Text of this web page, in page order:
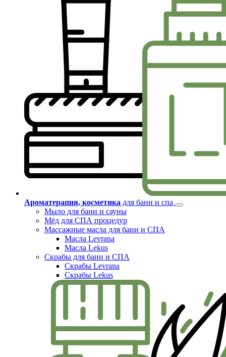
Ароматерапия, косметика для бани и спа
Мыло для бани и сауны
Мёд для СПА процедур
Массажные масла для бани и СПА
Масла Levrana
Масла Lekus
Скрабы для бани и СПА
Скрабы Levrana
Скрабы Lekus